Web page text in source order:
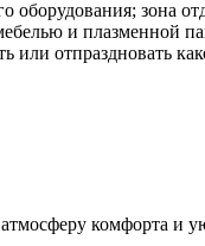
оборудования; зона
и плазменной
отпраздновать
комфорта и